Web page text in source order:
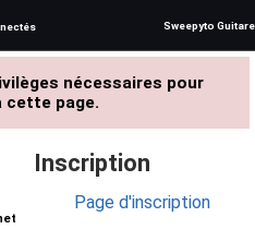
Sweepyto Guitare
nécessaires pour
cette page.
Inscription
Page d'inscription